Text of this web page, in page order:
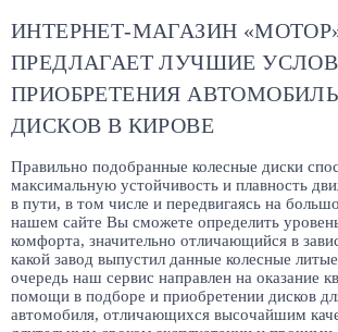
ИНТЕРНЕТ-МАГАЗИН
ПРЕДЛАГАЕТ ЛУЧШИЕ
ПРИОБРЕТЕНИЯ
ДИСКОВ В КИРОВЕ
Правильно подобранные колесные диски
максимальную устойчивость и плавность
в пути, в том числе и передвигаясь на
нашем сайте Вы сможете определить
комфорта, значительно отличающийся в
какой завод выпустил данные колесные
очередь наш сервис направлен на оказание
помощи в подборе и приобретении дисков
автомобиля, отличающихся высочайшим